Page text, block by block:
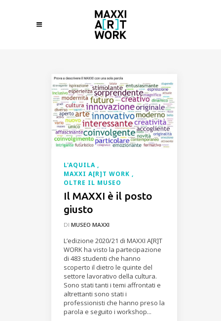
L'AQUILA
MAXXI A[R]T WORK
OLTRE IL MUSEO
Il MAXXI è il posto
giusto
DI MUSEO MAXXI
L’edizione 2020/21 di MAXXI A[R]T
WORK ha visto la partecipazione
di 483 studenti che hanno
scoperto il dietro le quinte del
settore lavorativo della cultura.
Sono stati tanti i temi affrontati e
altrettanti sono stati i
professionisti che hanno preso la
parola e seguito i workshop...